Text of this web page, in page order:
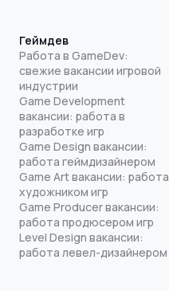
Геймдев
Работа в GameDev:
свежие вакансии игровой
индустрии
Game Development
вакансии: работа в
разработке игр
Game Design вакансии:
работа геймдизайнером
Game Art вакансии: работа
художником игр
Game Producer вакансии:
работа продюсером игр
Level Design вакансии:
работа левел-дизайнером